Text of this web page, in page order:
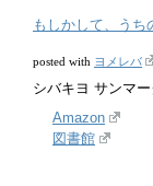
もしかして、うち
posted with ヨメレバ
シバキヨ サンマ
Amazon
図書館